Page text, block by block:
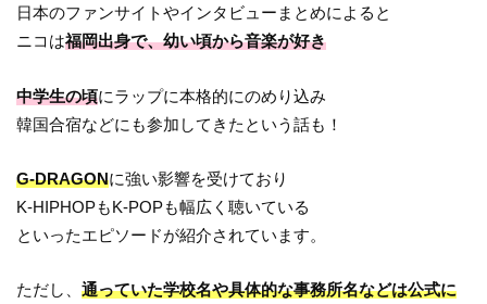
日本のファンサイトやインタビューまとめによると
ニコは福岡出身で、幼い頃から音楽が好き
中学生の頃にラップに本格的にのめり込み
韓国合宿などにも参加してきたという話も！
G-DRAGONに強い影響を受けており
K-HIPHOPもK-POPも幅広く聴いている
といったエピソードが紹介されています。
ただし、通っていた学校名や具体的な事務所名などは公式に